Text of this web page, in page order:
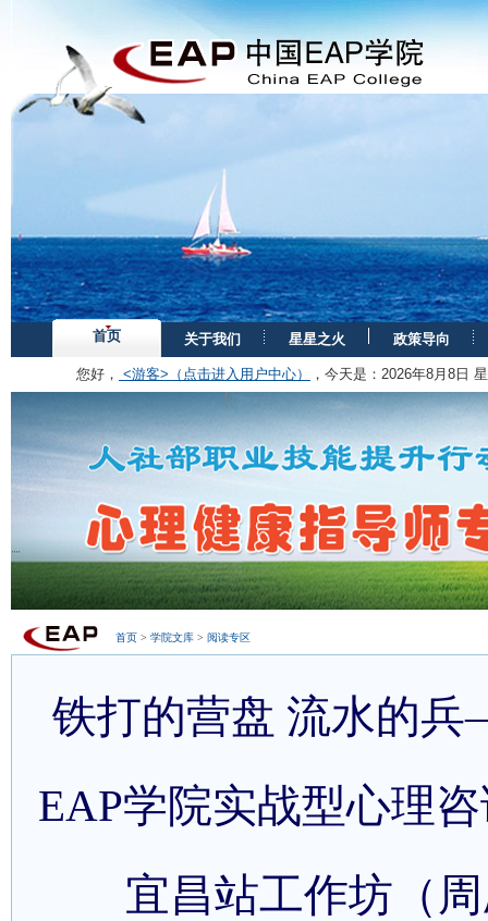
首页 关于我们 星星之火 政策导向
您好， <游客>（点击进入用户中心） ，今天是： 2026年8月
首页 > 学院文库 > 阅读专区
铁打的营盘 流水的
EAP学院实战型心理
宜昌站工作坊（